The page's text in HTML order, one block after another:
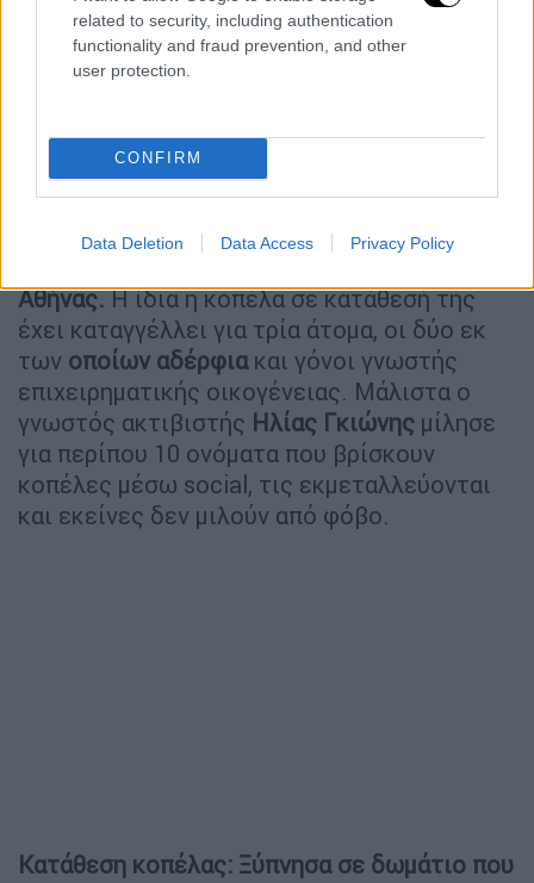
related to security, including authentication
functionality and fraud prevention, and other
user protection.
CONFIRM
Data Deletion Data Access Privacy Policy
Ντόμινο οι εξελίξεις
Τις τελευταίες ώρες οι εξελίξεις έχουν
να κυκλοφορούν στο διαδίκτυο και να
κατηγορούνται σταsocial media
συμμετείχαν ή γνώριζαν για τοκύκλωμα.
Κάποιοι από αυτούς είναι ισχυροί
Αθήνας.Η ίδια η κοπέλα σε κατάθεσή της
έχει καταγγέλλει για τρία άτομα, οι δύο εκ
των οποίων αδέρφιακαι γόνοι γνωστής
επιχειρηματικής οικογένειας. Μάλιστα ο
γνωστός ακτιβιστής Ηλίας Γκιώνης μίλησε
για περίπου 10 ονόματα που βρίσκουν
κοπέλες μέσω social, τις εκμεταλλεύονται
και εκείνες δεν μιλούν από φόβο.
Κατάθεση κοπέλας: Ξύπνησα σε δωμάτιο που